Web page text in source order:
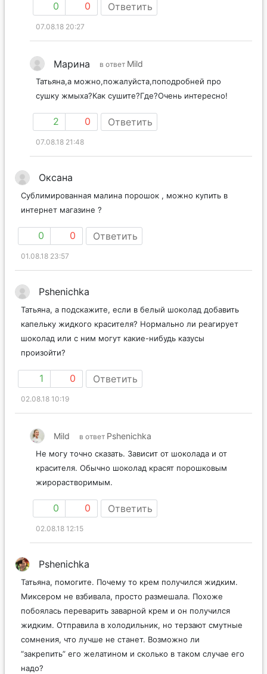
0 0 Ответить
07.08.18 20:27
Марина в ответ Mild
Татьяна,а можно,пожалуйста,поподробней про
сушку жмыха?Как сушите?Где?Очень интересно!
2 0 Ответить
07.08.18 21:48
Оксана
Сублимированная малина порошок , можно купить в
интернет магазине ?
0 0 Ответить
01.08.18 23:57
Pshenichka
Татьяна, а подскажите, если в белый шоколад добавить
капельку жидкого красителя? Нормально ли реагирует
шоколад или с ним могут какие-нибудь казусы
произойти?
1 0 Ответить
02.08.18 10:19
Mild в ответ Pshenichka
Не могу точно сказать. Зависит от шоколада и от
красителя. Обычно шоколад красят порошковым
жирорастворимым.
0 0 Ответить
02.08.18 12:15
Pshenichka
Татьяна, помогите. Почему то крем получился жидким.
Миксером не взбивала, просто размешала. Похоже
побоялась переварить заварной крем и он получился
жидким. Отправила в холодильник, но терзают смутные
сомнения, что лучше не станет. Возможно ли
“закрепить” его желатином и сколько в таком случае его
надо?